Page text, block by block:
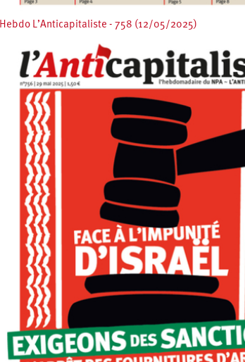
Hebdo L’Anticapitaliste - 758 (12/05/2025)